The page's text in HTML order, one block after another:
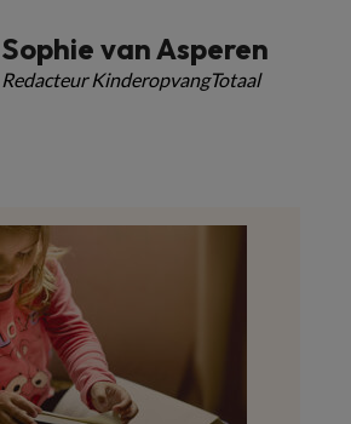
Sophie van Asperen
Redacteur KinderopvangTotaal